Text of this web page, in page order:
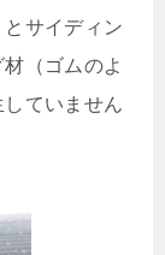
サイディン
（ゴムのよ
ていません